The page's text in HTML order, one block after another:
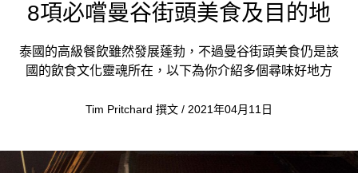
8項必嚐曼谷街頭美食及目的地
泰國的高級餐飲雖然發展蓬勃，不過曼谷街頭美食仍是該
國的飲食文化靈魂所在，以下為你介紹多個尋味好地方
Tim Pritchard 撰文 / 2021年04月11日